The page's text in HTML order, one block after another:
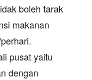
boleh tarak
makanan
pusat yaitu
dengan